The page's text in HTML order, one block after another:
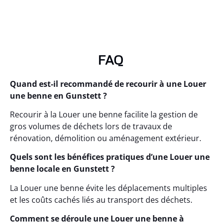
FAQ
Quand est-il recommandé de recourir à une Louer
une benne en Gunstett ?
Recourir à la Louer une benne facilite la gestion de
gros volumes de déchets lors de travaux de
rénovation, démolition ou aménagement extérieur.
Quels sont les bénéfices pratiques d’une Louer une
benne locale en Gunstett ?
La Louer une benne évite les déplacements multiples
et les coûts cachés liés au transport des déchets.
Comment se déroule une Louer une benne à